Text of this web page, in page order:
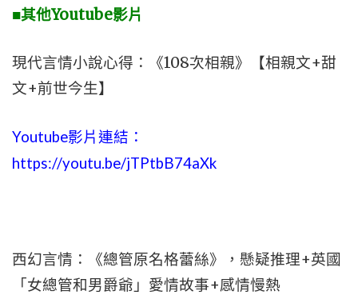
■其他Youtube影片
現代言情小說心得：《108次相親》【相親文+甜
文+前世今生】
Youtube影片連結：
https://youtu.be/jTPtbB74aXk
西幻言情：《總管原名格蕾絲》，懸疑推理+英國
「女總管和男爵爺」愛情故事+感情慢熱